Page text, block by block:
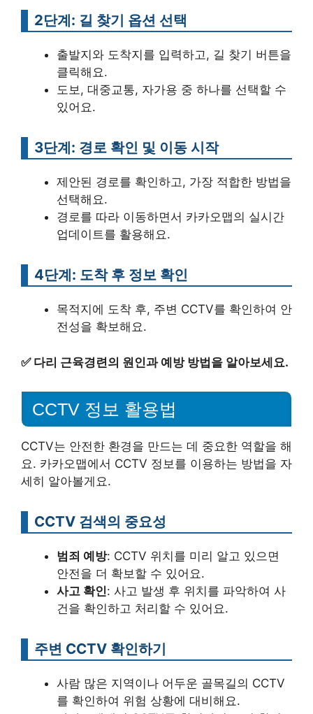
2단계: 길 찾기 옵션 선택
출발지와 도착지를 입력하고, 길 찾기 버튼을
클릭해요.
도보, 대중교통, 자가용 중 하나를 선택할 수
있어요.
3단계: 경로 확인 및 이동 시작
제안된 경로를 확인하고, 가장 적합한 방법을
선택해요.
경로를 따라 이동하면서 카카오맵의 실시간
업데이트를 활용해요.
4단계: 도착 후 정보 확인
목적지에 도착 후, 주변 CCTV를 확인하여 안
전성을 확보해요.
✅ 다리 근육경련의 원인과 예방 방법을 알아보세요.
CCTV 정보 활용법
CCTV는 안전한 환경을 만드는 데 중요한 역할을 해
요. 카카오맵에서 CCTV 정보를 이용하는 방법을 자
세히 알아볼게요.
CCTV 검색의 중요성
범죄 예방: CCTV 위치를 미리 알고 있으면
안전을 더 확보할 수 있어요.
사고 확인: 사고 발생 후 위치를 파악하여 사
건을 확인하고 처리할 수 있어요.
주변 CCTV 확인하기
사람 많은 지역이나 어두운 골목길의 CCTV
를 확인하여 위험 상황에 대비해요.